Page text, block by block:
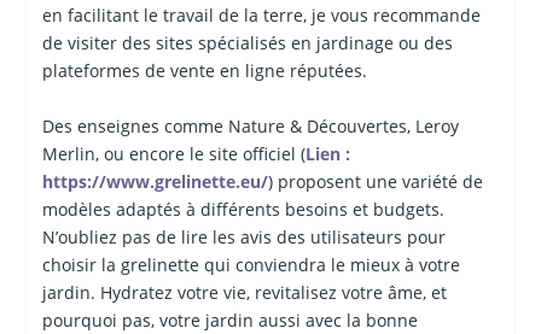
en facilitant le travail de la terre, je vous recommande
de visiter des sites spécialisés en jardinage ou des
plateformes de vente en ligne réputées.
Des enseignes comme Nature & Découvertes, Leroy
Merlin, ou encore le site officiel (Lien :
https://www.grelinette.eu/) proposent une variété de
modèles adaptés à différents besoins et budgets.
N’oubliez pas de lire les avis des utilisateurs pour
choisir la grelinette qui conviendra le mieux à votre
jardin. Hydratez votre vie, revitalisez votre âme, et
pourquoi pas, votre jardin aussi avec la bonne